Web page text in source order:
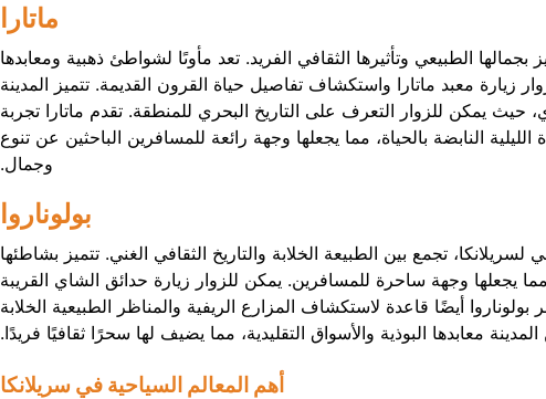
ماتارا
بجمالها الطبيعي وتأثيرها الثقافي الفريد. تعد مأوىًا لشواطئ ذهبية ومعابدها
زيارة معبد ماتارا واستكشاف تفاصيل حياة القرون القديمة. تتميز المدينة
يمكن للزوار التعرف على التاريخ البحري للمنطقة. تقدم ماتارا تجربة
النابضة بالحياة، مما يجعلها وجهة رائعة للمسافرين الباحثين عن تنوع
وجمال.
بولوناروا
تجمع بين الطبيعة الخلابة والتاريخ الثقافي الغني. تتميز بشاطئها
مما يجعلها وجهة ساحرة للمسافرين. يمكن للزوار زيارة حدائق الشاي القريبة
أيضًا قاعدة لاستكشاف المزارع الريفية والمناظر الطبيعية الخلابة
معابدها البوذية والأسواق التقليدية، مما يضيف لها سحرًا ثقافيًا فريدًا.
أهم المعالم السياحية في سريلانكا